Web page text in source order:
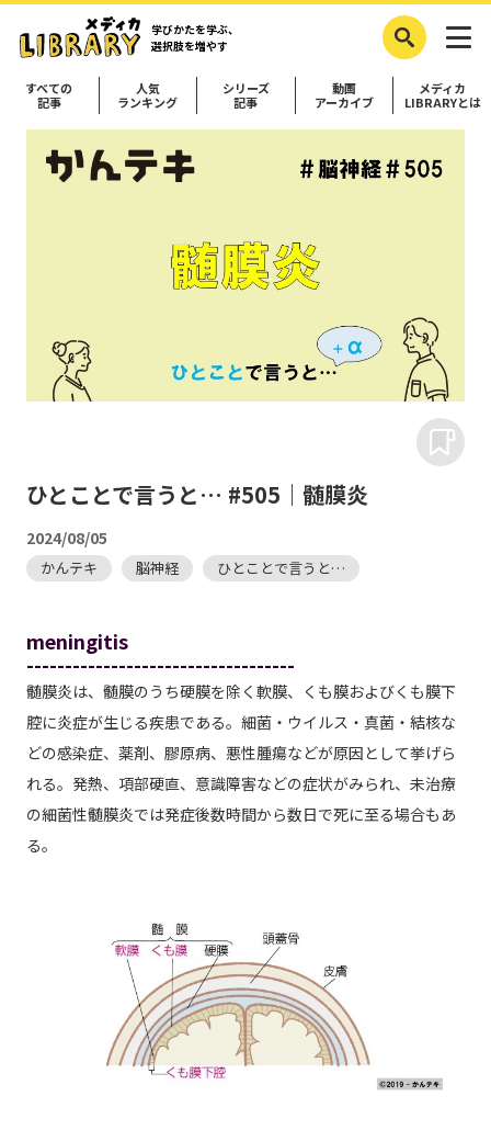
学びかたを学ぶ、
選択肢を増やす
すべての
記事
人気
ランキング
シリーズ
記事
動画
アーカイブ
メディカ
LIBRARYとは
ひとことで言うと… #505｜髄膜炎
2024/08/05
かんテキ 脳神経 ひとことで言うと…
meningitis
-----------------------------------
髄膜炎は、髄膜のうち硬膜を除く軟膜、くも膜およびくも膜下
腔に炎症が生じる疾患である。細菌・ウイルス・真菌・結核な
どの感染症、薬剤、膠原病、悪性腫瘍などが原因として挙げら
れる。発熱、項部硬直、意識障害などの症状がみられ、未治療
の細菌性髄膜炎では発症後数時間から数日で死に至る場合もあ
る。